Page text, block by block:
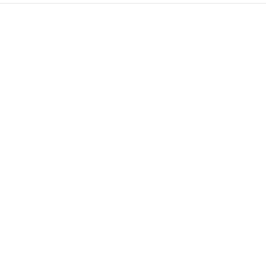
Spalva
Šlifuotas plienas